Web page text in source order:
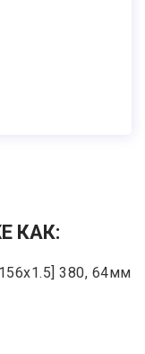
КАК:
380, 64мм